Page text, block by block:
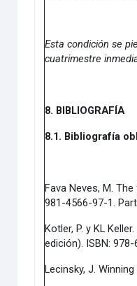
Esta condición se
cuatrimestre
8. BIBLIOGRAFÍA
8.1. Bibliografía
Fava Neves, M.
981-4566-97-1.
Kotler, P. y KL Keller.
edición). ISBN:
Lecinsky, J.